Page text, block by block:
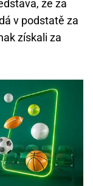
že za
v podstatě za
získali za